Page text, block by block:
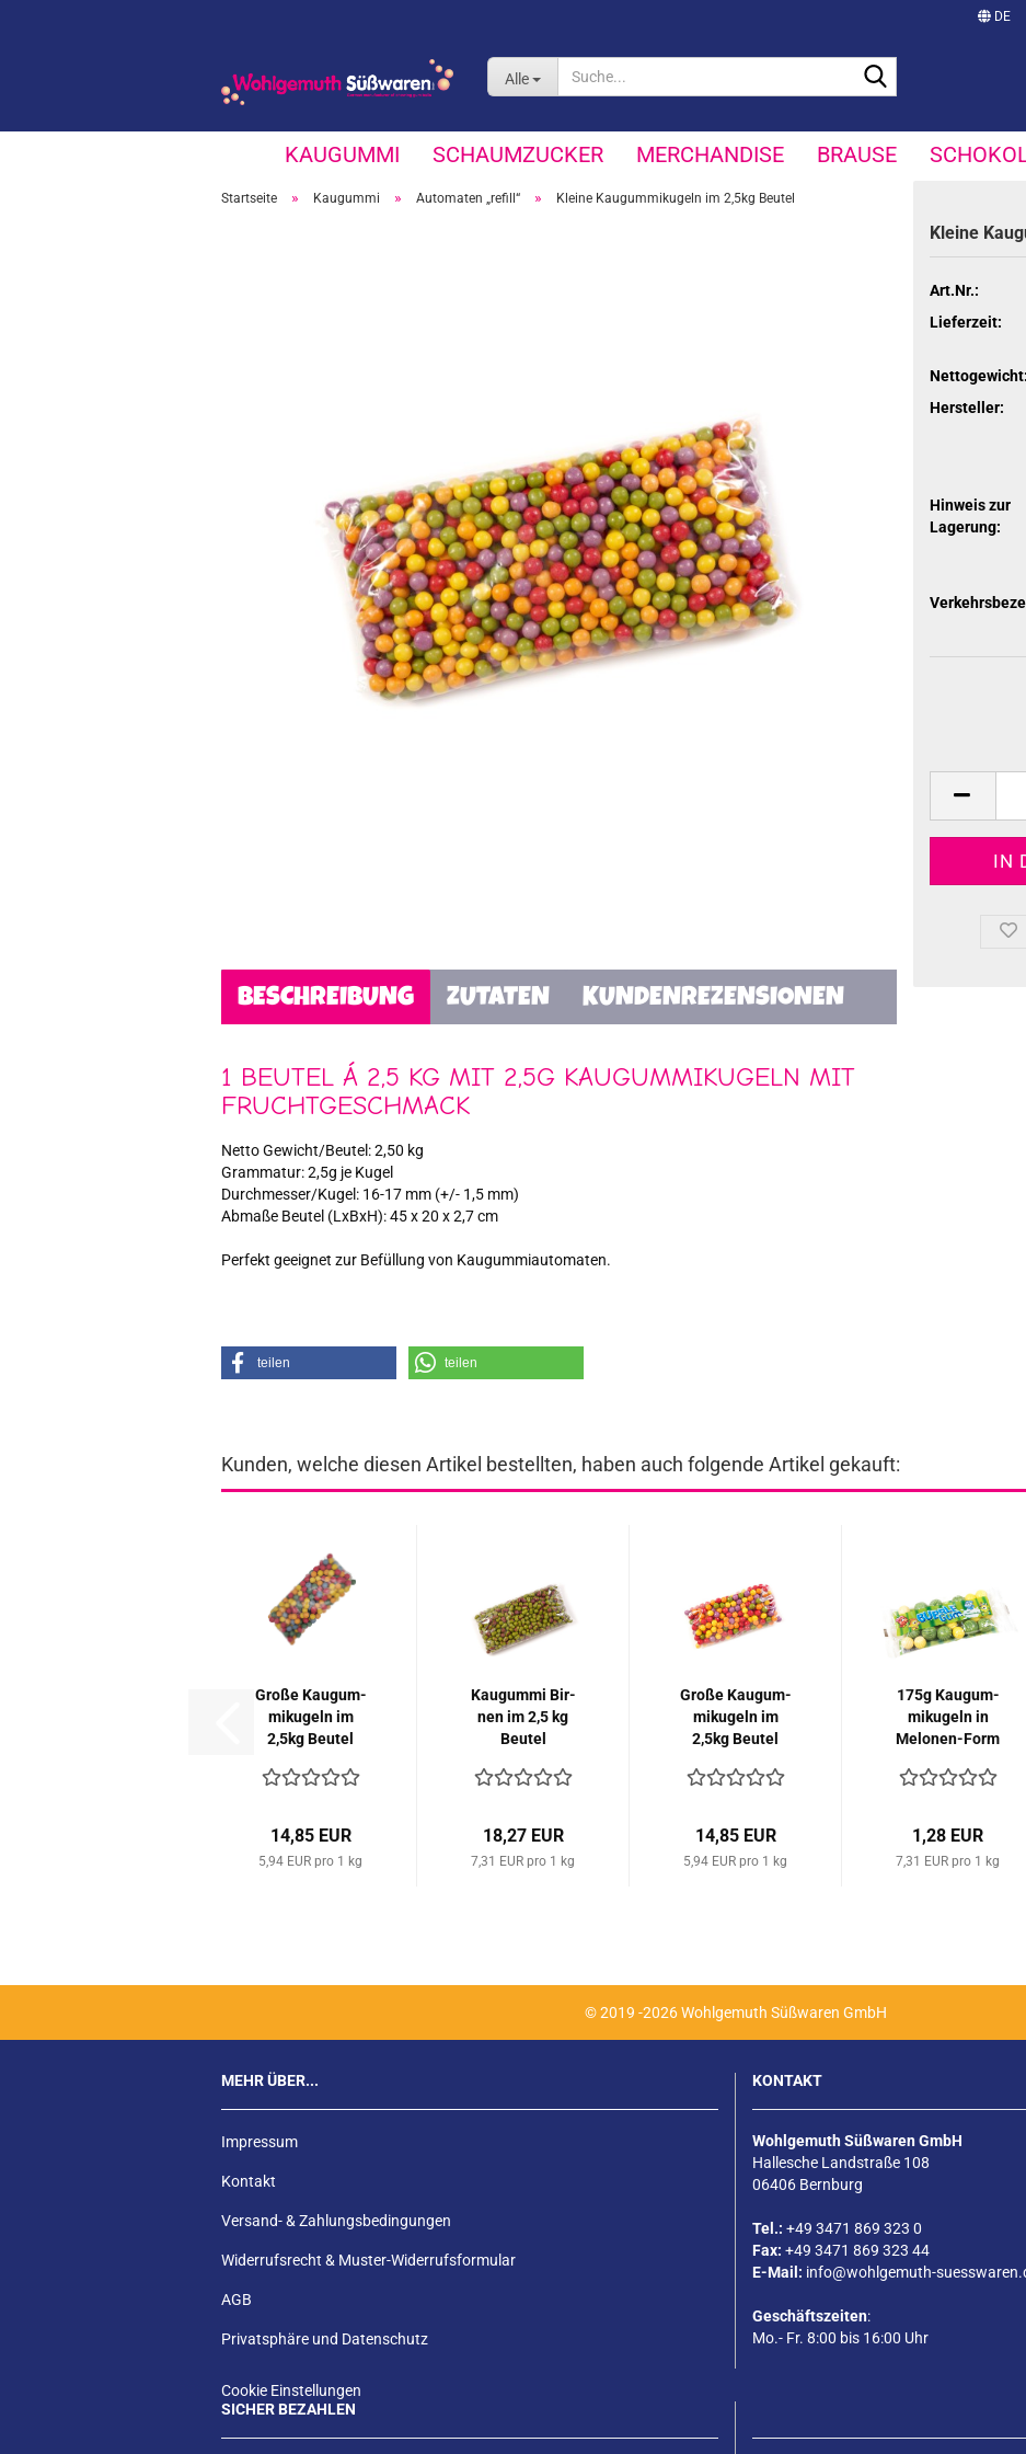
DE
Alle
KAUGUMMI SCHAUMZUCKER MERCHANDISE BRAUSE
Startseite » Kaugummi » Automaten „refill“ » Kleine Kaugummikugeln im 2,5kg Beutel
Klei­ne
Art.Nr.:
Lieferzeit:
Nettogewicht:
Hersteller:
Hinweis zur
Lagerung:
BESCHREIBUNG ZUTATEN KUNDENREZENSIONEN
1 BEUTEL Á 2,5 KG MIT 2,5G KAUGUMMIKUGELN MIT
FRUCHTGESCHMACK
Netto Gewicht/Beutel: 2,50 kg
Grammatur: 2,5g je Kugel
Durchmesser/Kugel: 16-17 mm (+/- 1,5 mm)
Abmaße Beutel (LxBxH): 45 x 20 x 2,7 cm
Perfekt geeignet zur Befüllung von Kaugummiautomaten.
teilen teilen
Kunden, welche diesen Artikel bestellten, haben auch folgende Artikel gekauft:
Große Kau­gum­
mi­ku­geln im
2,5kg Beu­tel
14,85 EUR
5,94 EUR pro 1 kg
Kau­gum­mi Bir­
nen im 2,5 kg
Beu­tel
18,27 EUR
7,31 EUR pro 1 kg
Große Kau­gum­
mi­ku­geln im
2,5kg Beu­tel
14,85 EUR
5,94 EUR pro 1 kg
175g Kau­gum­
mi­ku­geln in
Melonen-​​Form
lung...
1,28 EUR
7,31 EUR pro 1 kg
© 2019 -2026 Wohlgemuth Süßwaren GmbH
MEHR ÜBER...
Impressum
Kontakt
Versand- & Zahlungsbedingungen
Widerrufsrecht & Muster-Widerrufsformular
AGB
Privatsphäre und Datenschutz
Cookie Einstellungen
KONTAKT
Wohlgemuth Süßwaren GmbH
Hallesche Landstraße 108
06406 Bernburg
Tel.: +49 3471 869 323 0
Fax: +49 3471 869 323 44
E-Mail: info@wohlgemuth-
Geschäftszeiten:
Mo.- Fr. 8:00 bis 16:00 Uhr
SICHER BEZAHLEN